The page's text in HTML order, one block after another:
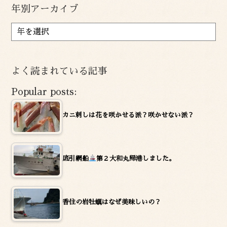
年別アーカイブ
ア
ー
ブ
よく読まれている記事
Popular posts:
カニ刺しは花を咲かせる派？咲かせない派？
底引網船 第２大和丸帰港しました。
香住の岩牡蠣はなぜ美味しいの？